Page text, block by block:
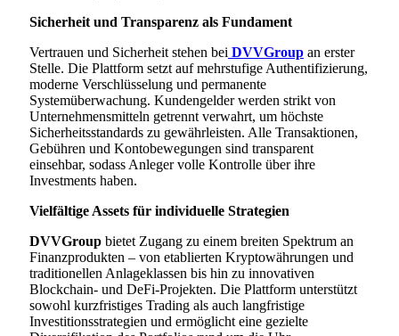
Sicherheit und Transparenz als Fundament
Vertrauen und Sicherheit stehen bei DVVGroup an erster
Stelle. Die Plattform setzt auf mehrstufige Authentifizierung,
moderne Verschlüsselung und permanente
Systemüberwachung. Kundengelder werden strikt von
Unternehmensmitteln getrennt verwahrt, um höchste
Sicherheitsstandards zu gewährleisten. Alle Transaktionen,
Gebühren und Kontobewegungen sind transparent
einsehbar, sodass Anleger volle Kontrolle über ihre
Investments haben.
Vielfältige Assets für individuelle Strategien
DVVGroup bietet Zugang zu einem breiten Spektrum an
Finanzprodukten – von etablierten Kryptowährungen und
traditionellen Anlageklassen bis hin zu innovativen
Blockchain- und DeFi-Projekten. Die Plattform unterstützt
sowohl kurzfristiges Trading als auch langfristige
Investitionsstrategien und ermöglicht eine gezielte